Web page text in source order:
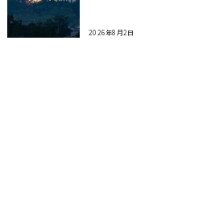
2026年8月2日